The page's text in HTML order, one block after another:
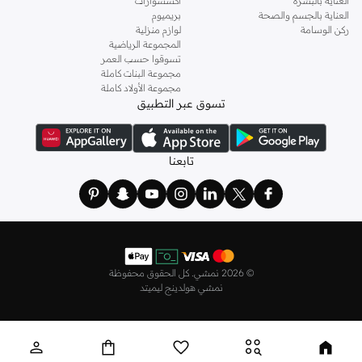
شبه رسمي:انتقل بسلاسة من النهار إلى الليل بقطع متعددة الاستخدامات.
توصيل سريع ومدفوعات سهلة في سلطنة عمان
الحصول على قمصانك الأساسية أمر بسيط. نقدم توصيلًا سريعًا في جميع أنحاء سلطنة
عمان، بما في ذلك المدن الرئيسية مثل مسقط، صلالة. استمتع بخيارات دفع آمنة
وعمليات إرجاع سهلة لتجربة تسوق سلسة.
لماذا تتسوق معنا؟
بطاقات الائتمان/الخصم، الدفع عند الاستلام، والمزيد.
مدفوعات مرنة: قسّم مشترياتك إلى أقساط بدون فوائد.
إرجاع بدون متاعب:
استمتع بسياسة إرجاع لمدة 14 يومًا.
تسوق قمصاننا الرجالية متعددة العبوات في سلطنة عمان اليوم وجدد أسلوبك اليومي
العناية بالجسم والصحة
ركن الوسامة
بريميوم
لوازم منزلية
المجموعة الرياضية
تسوقوا حسب العمر
مجموعة البنات كاملة
مجموعة الأولاد كاملة
تسوق عبر التطبيق
تابعنا
© 2026 نمشي. كل الحقوق محفوظة
نمشي هولدينج ليميتد